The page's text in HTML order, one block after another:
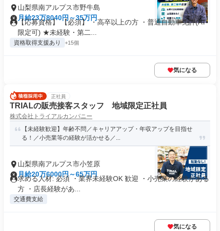
山梨県南アルプス市野牛島
月給23万8040円～35万円
【応募資格】 【必須】 ・高卒以上の方 ・普通自動車免許(AT
限定可) ★未経験・第二...
資格取得支援あり +15個
気になる
正社員
TRIALの販売接客スタッフ 地域限定正社員
株式会社トライアルカンパニー
【未経験歓迎】年齢不問／キャリアアップ・年収アップを目指せ
る！／小売業等の経験が活かせる／...
山梨県南アルプス市小笠原
月給20万6000円～65万円
求める人材: 必須 ・業界未経験OK 歓迎 ・小売業の経験がある
方 ・店長経験があ...
交通費支給
気になる